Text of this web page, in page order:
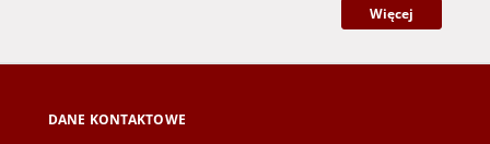
Więcej
DANE KONTAKTOWE